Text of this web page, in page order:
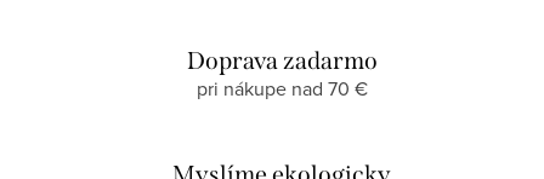
Doprava zadarmo
pri nákupe nad 70 €